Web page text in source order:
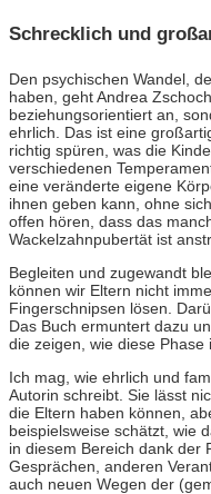
Schrecklich und
Den psychischen Wandel,
haben, geht Andrea
beziehungsorientiert an,
ehrlich. Das ist eine
richtig spüren, was die
verschiedenen
eine veränderte eigene
ihnen geben kann, ohne
offen hören, dass das
Wackelzahnpubertät ist
Begleiten und zugewandt
können wir Eltern nicht
Fingerschnipsen lösen.
Das Buch ermuntert dazu
die zeigen, wie diese
Ich mag, wie ehrlich und
Autorin schreibt. Sie lässt
die Eltern haben können,
beispielsweise schätzt, wie
in diesem Bereich dank der
Gesprächen, anderen
auch neuen Wegen der